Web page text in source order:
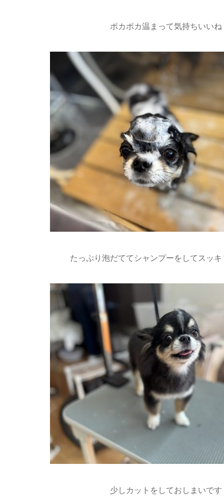
ポカポカ温まって気持ちいいね
たっぷり泡だててシャンプーをしてスッ
少しカットをしておしまいで